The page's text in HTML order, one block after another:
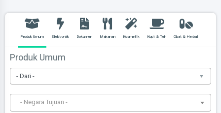
Produk Umum Elektronik Dokumen Makanan Kosmetik Kopi & Teh Obat & Herbal
Produk Umum
- Negara Tujuan -